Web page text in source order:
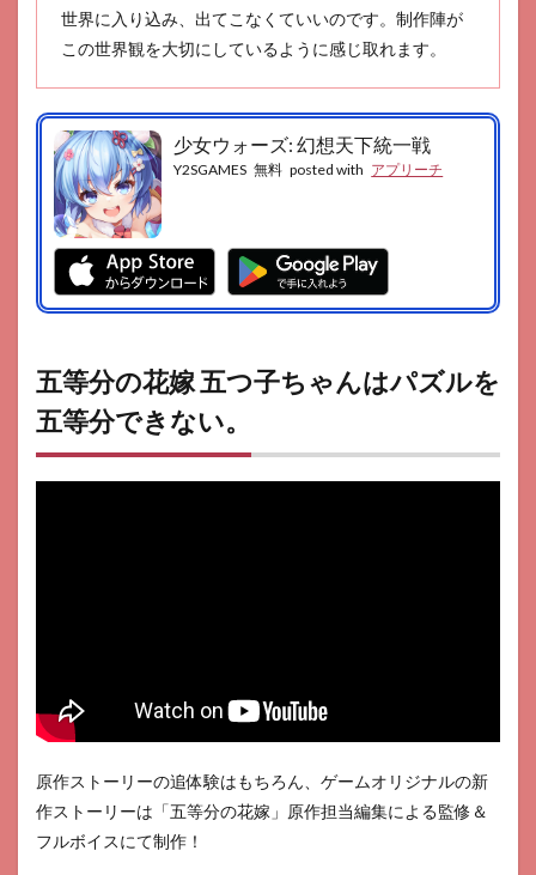
世界に入り込み、出てこなくていいのです。制作陣が
この世界観を大切にしているように感じ取れます。
少女ウォーズ: 幻想天下統一戦
Y2SGAMES 無料 posted with アプリーチ
五等分の花嫁 五つ子ちゃんはパズルを
五等分できない。
原作ストーリーの追体験はもちろん、ゲームオリジナルの新
作ストーリーは「五等分の花嫁」原作担当編集による監修＆
フルボイスにて制作！